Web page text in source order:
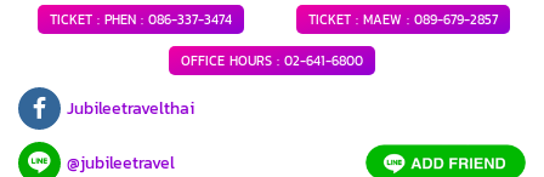
TICKET : PHEN :086-337-3474 TICKET : MAEW : 089-679-2857
OFFICE HOURS : 02-641-6800
Jubileetravelthai
@jubileetravel